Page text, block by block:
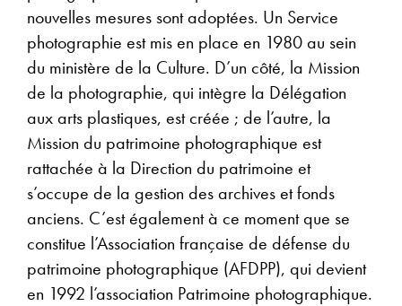
nouvelles mesures sont adoptées. Un Service
photographie est mis en place en 1980 au sein
du ministère de la Culture. D’un côté, la Mission
de la photographie, qui intègre la Délégation
aux arts plastiques, est créée ; de l’autre, la
Mission du patrimoine photographique est
rattachée à la Direction du patrimoine et
s’occupe de la gestion des archives et fonds
anciens. C’est également à ce moment que se
constitue l’Association française de défense du
patrimoine photographique (AFDPP), qui devient
en 1992 l’association Patrimoine photographique.